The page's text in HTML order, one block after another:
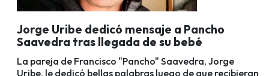
Jorge Uribe dedicó mensaje a Pancho
Saavedra tras llegada de su bebé
La pareja de Francisco "Pancho" Saavedra, Jorge
Uribe, le dedicó bellas palabras luego de que recibieran